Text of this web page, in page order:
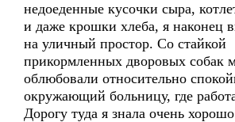
недоеденные кусочки сыра,
и даже крошки хлеба, я наконец
на уличный простор. Со стайкой
прикормленных дворовых собак
облюбовали относительно
окружающий больницу, где
Дорогу туда я знала очень